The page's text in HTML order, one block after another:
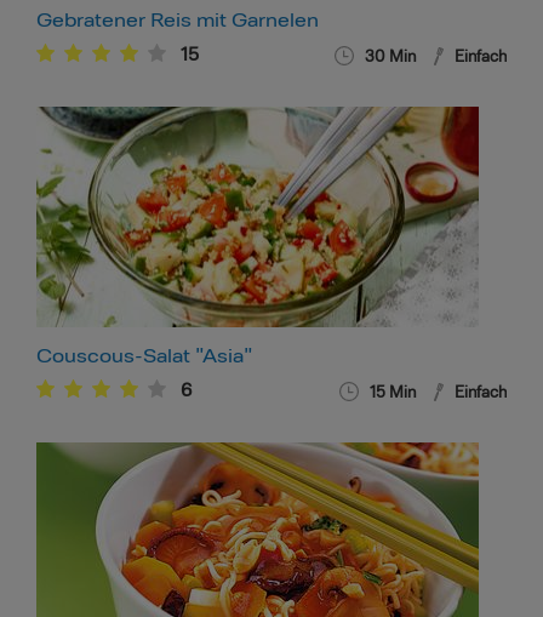
Gebratener Reis mit Garnelen
15 30 Min Einfach
Couscous-Salat "Asia"
6 15 Min Einfach